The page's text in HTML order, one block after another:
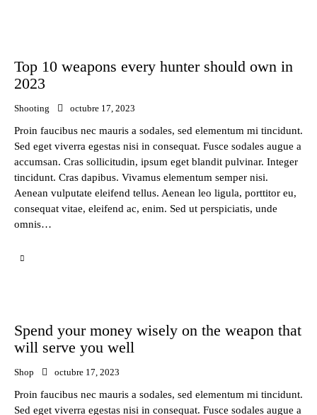
Top 10 weapons every hunter should own in
2023
Shooting octubre 17, 2023
Proin faucibus nec mauris a sodales, sed elementum mi tincidunt.
Sed eget viverra egestas nisi in consequat. Fusce sodales augue a
accumsan. Cras sollicitudin, ipsum eget blandit pulvinar. Integer
tincidunt. Cras dapibus. Vivamus elementum semper nisi.
Aenean vulputate eleifend tellus. Aenean leo ligula, porttitor eu,
consequat vitae, eleifend ac, enim. Sed ut perspiciatis, unde
omnis…
Spend your money wisely on the weapon that
will serve you well
Shop octubre 17, 2023
Proin faucibus nec mauris a sodales, sed elementum mi tincidunt.
Sed eget viverra egestas nisi in consequat. Fusce sodales augue a